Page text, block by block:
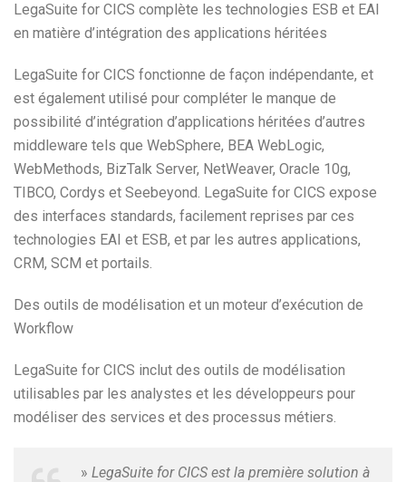
LegaSuite for CICS complète les technologies ESB et EAI
en matière d’intégration des applications héritées
LegaSuite for CICS fonctionne de façon indépendante, et
est également utilisé pour compléter le manque de
possibilité d’intégration d’applications héritées d’autres
middleware tels que WebSphere, BEA WebLogic,
WebMethods, BizTalk Server, NetWeaver, Oracle 10g,
TIBCO, Cordys et Seebeyond. LegaSuite for CICS expose
des interfaces standards, facilement reprises par ces
technologies EAI et ESB, et par les autres applications,
CRM, SCM et portails.
Des outils de modélisation et un moteur d’exécution de
Workflow
LegaSuite for CICS inclut des outils de modélisation
utilisables par les analystes et les développeurs pour
modéliser des services et des processus métiers.
» LegaSuite for CICS est la première solution à